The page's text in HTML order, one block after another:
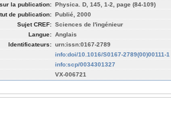
la publication: Physica. D, 145, 1-2, page (84-109)
de publication: Publié, 2000
Sujet CREF: Sciences de l'ingénieur
Langue: Anglais
Identificateurs: urn:issn:0167-2789
info:doi/10.1016/S0167-2789(00)00111-1
info:scp/0034301327
VX-006721